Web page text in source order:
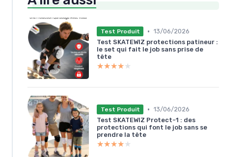
Test Produit • 13/06/2026
Test SKATEWIZ protections patineur :
le set qui fait le job sans prise de
tête
★★★★★
★★★★★
Test Produit • 13/06/2026
Test SKATEWIZ Protect-1 : des
protections qui font le job sans se
prendre la tête
★★★★★
★★★★★